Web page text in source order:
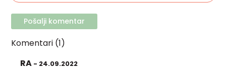
Komentari (1)
RA - 24.09.2022